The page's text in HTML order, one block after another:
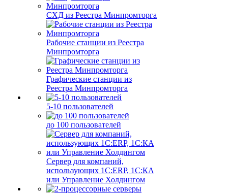
СХД из Реестра Минпромторга
Рабочие станции из Реестра
Минпромторга
Графические станции из
Реестра Минпромторга
5-10 пользователей
до 100 пользователей
Сервер для компаний,
использующих 1C:ERP, 1С:КА
или Управление Холдингом